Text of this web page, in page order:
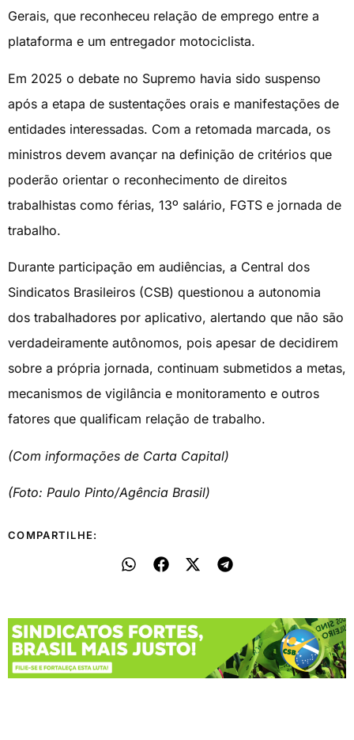
Gerais, que reconheceu relação de emprego entre a
plataforma e um entregador motociclista.
Em 2025 o debate no Supremo havia sido suspenso
após a etapa de sustentações orais e manifestações de
entidades interessadas. Com a retomada marcada, os
ministros devem avançar na definição de critérios que
poderão orientar o reconhecimento de direitos
trabalhistas como férias, 13º salário, FGTS e jornada de
trabalho.
Durante participação em audiências, a Central dos
Sindicatos Brasileiros (CSB) questionou a autonomia
dos trabalhadores por aplicativo, alertando que não são
verdadeiramente autônomos, pois apesar de decidirem
sobre a própria jornada, continuam submetidos a metas,
mecanismos de vigilância e monitoramento e outros
fatores que qualificam relação de trabalho.
(Com informações de Carta Capital)
(Foto: Paulo Pinto/Agência Brasil)
COMPARTILHE: